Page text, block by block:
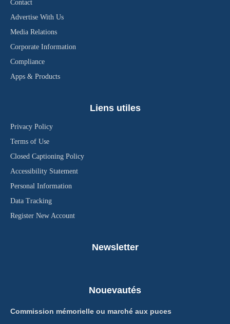
Contact
Advertise With Us
Media Relations
Corporate Information
Compliance
Apps & Products
Liens utiles
Privacy Policy
Terms of Use
Closed Captioning Policy
Accessibility Statement
Personal Information
Data Tracking
Register New Account
Newsletter
Nouevautés
Commission mémorielle ou marché aux puces